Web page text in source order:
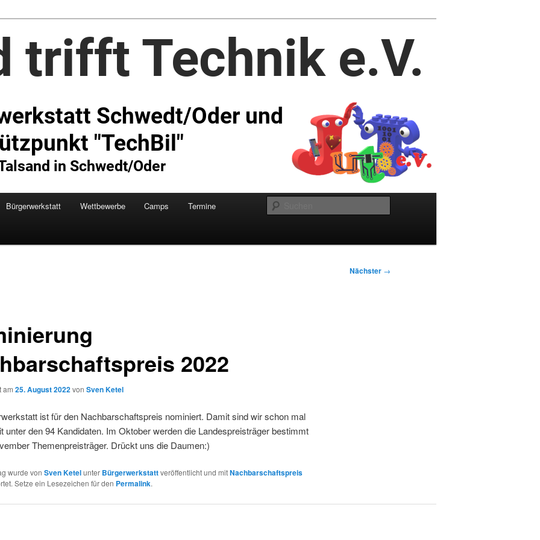
e.V.
Bürgerwerkstatt Wettbewerbe Camps Termine
Nächster →
2022
am 25. August 2022von Sven Ketel
ist für den Nachbarschaftspreis nominiert. Damit sind wir schon mal
unter den 94 Kandidaten. Im Oktober werden die Landespreisträger bestimmt
Themenpreisträger. Drückt uns die Daumen:)
wurde von Sven Ketelunter Bürgerwerkstattveröffentlicht und mitNachbarschaftspreis
Setze ein Lesezeichen für den Permalink.